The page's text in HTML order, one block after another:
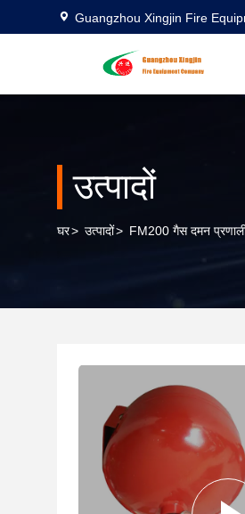
Guangzhou Xingjin Fire
उत्पादों
घर> उत्पादों> FM200 गैस दमन